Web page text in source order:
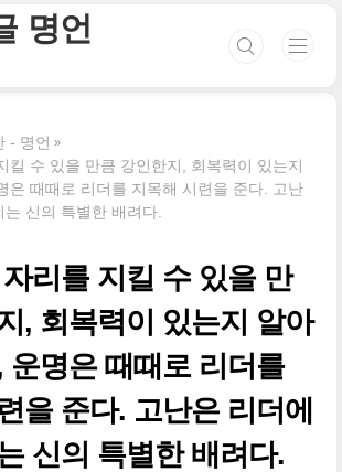
명언
- 명언
킬 수 있을 만큼 강인한지, 회복력이 있는지
은 때때로 리더를 지목해 시련을 준다. 고난
신의 특별한 배려다.
리를 지킬 수 있을 만
, 회복력이 있는지 알아
운명은 때때로 리더를
을 준다. 고난은 리더에
신의 특별한 배려다.